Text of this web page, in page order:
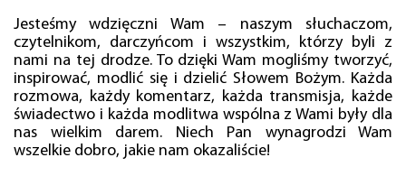
Jesteśmy wdzięczni Wam – naszym słuchaczom,
czytelnikom, darczyńcom i wszystkim, którzy byli z
nami na tej drodze. To dzięki Wam mogliśmy tworzyć,
inspirować, modlić się i dzielić Słowem Bożym. Każda
rozmowa, każdy komentarz, każda transmisja, każde
świadectwo i każda modlitwa wspólna z Wami były dla
nas wielkim darem. Niech Pan wynagrodzi Wam
wszelkie dobro, jakie nam okazaliście!